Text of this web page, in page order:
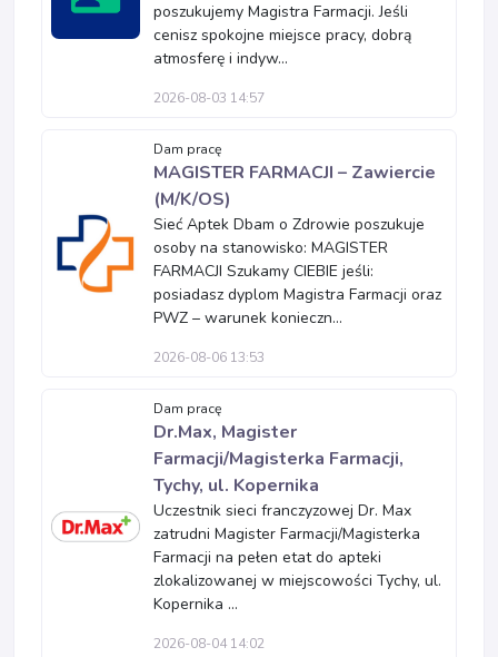
poszukujemy Magistra Farmacji. Jeśli
cenisz spokojne miejsce pracy, dobrą
atmosferę i indyw...
2026-08-03 14:57
Dam pracę
MAGISTER FARMACJI – Zawiercie
(M/K/OS)
Sieć Aptek Dbam o Zdrowie poszukuje
osoby na stanowisko: MAGISTER
FARMACJI Szukamy CIEBIE jeśli:
posiadasz dyplom Magistra Farmacji oraz
PWZ – warunek konieczn...
2026-08-06 13:53
Dam pracę
Dr.Max, Magister
Farmacji/Magisterka Farmacji,
Tychy, ul. Kopernika
Uczestnik sieci franczyzowej Dr. Max
zatrudni Magister Farmacji/Magisterka
Farmacji na pełen etat do apteki
zlokalizowanej w miejscowości Tychy, ul.
Kopernika ...
2026-08-04 14:02